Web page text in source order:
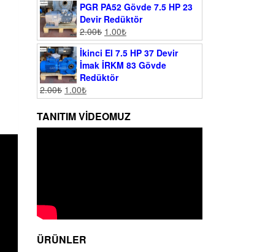
PGR PA52 Gövde 7.5 HP 23
Devir Redüktör
2.00₺ 1.00₺
İkinci El 7.5 HP 37 Devir
İmak İRKM 83 Gövde
Redüktör
2.00₺ 1.00₺
TANITIM VIDEOMUZ
ÜRÜNLER